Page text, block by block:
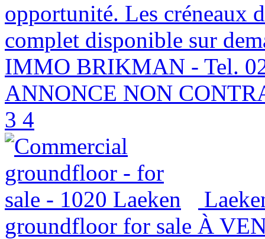
opportunité. Les créneaux
complet disponible sur
IMMO BRIKMAN - Tel.
ANNONCE NON
3 4
groundfloor for sale À